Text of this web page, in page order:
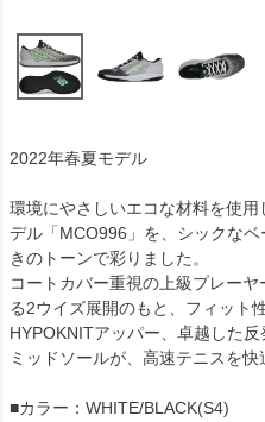
2022年春夏モデル
環境にやさしいエコな材料を使
デル「MCO996」を、シックな
きのトーンで彩りました。
コートカバー重視の上級プレー
る2ウイズ展開のもと、フィット
HYPOKNITアッパー、卓越した
ミッドソールが、高速テニスを快
■カラー：WHITE/BLACK(S4)